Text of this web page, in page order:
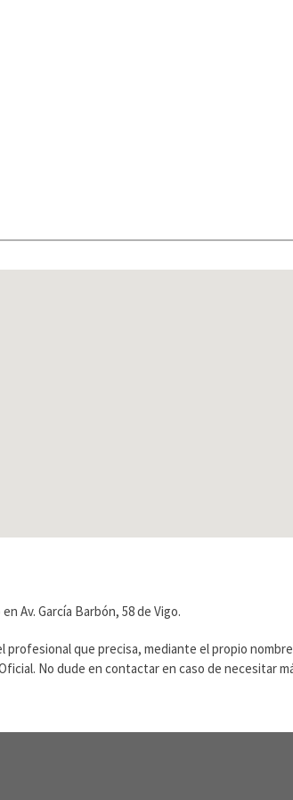
Av. García Barbón, 58 de Vigo.
que precisa, mediante el propio
No dude en contactar en caso de necesitar